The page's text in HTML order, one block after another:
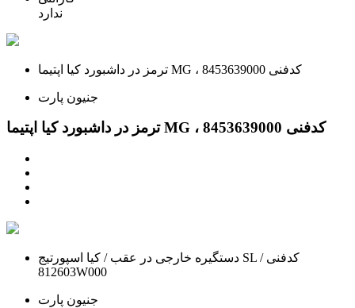
ندارد
ترمز در داشبورد کیا اپتیما MG ، کدفنی 8453639000
جنیون پارت
ترمز در داشبورد کیا اپتیما MG ، کدفنی 8453639000
دستگیره خارجی در عقب / کیا اسپورتیج SL / کدفنی
812603W000
جنیون پارت